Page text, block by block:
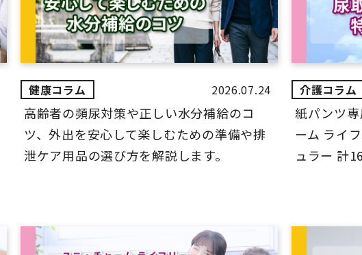
2026.07.24
高齢者の頻尿対策や正しい水分補給のコ
ツ、外出を安心して楽しむための準備や排
泄ケア用品の選び方を解説します。
紙パンツ
ーム ライ
ュラー 計